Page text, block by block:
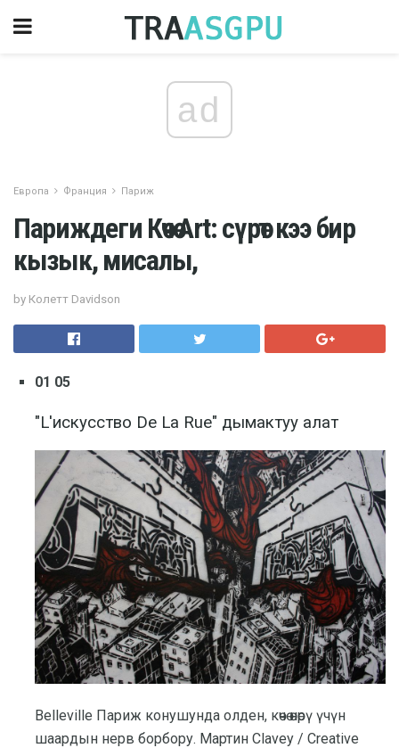
ad
Европа Франция Париж
Париждеги Көчө Art: сүрөт кээ бир
кызык, мисалы,
by Колетт Davidson
01 05
"L'искусство De La Rue" дымактуу алат
Belleville Париж конушунда олден, көчө өнөрү үчүн
шаардын нерв борбору. Мартин Clavey / Creative